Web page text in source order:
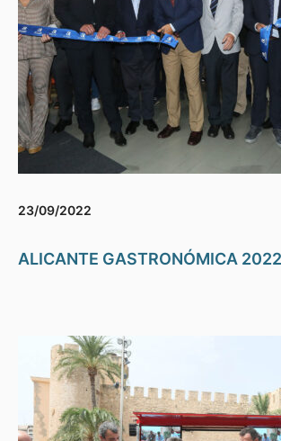
23/09/2022
ALICANTE GASTRONÓMICA 2022